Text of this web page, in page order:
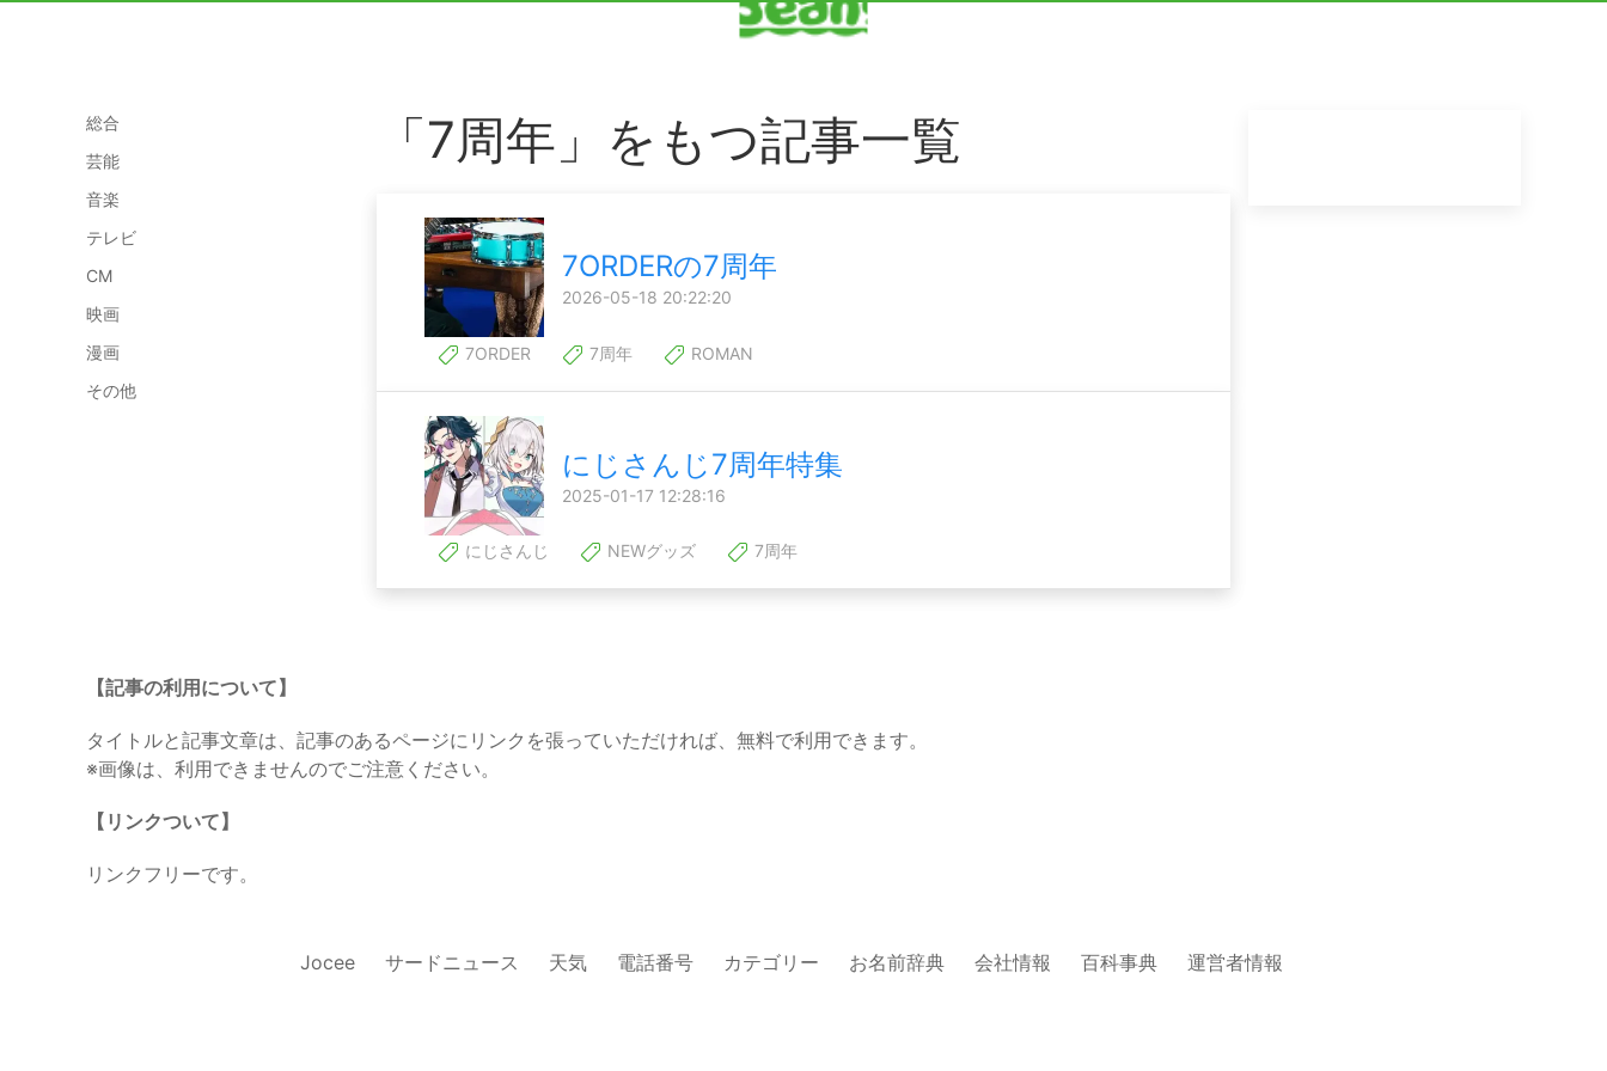
総合
芸能
音楽
テレビ
CM
映画
漫画
その他
「7周年」をもつ記事一覧
7ORDERの7周年
2026-05-18 20:22:20
7ORDER 7周年 ROMAN
にじさんじ7周年特集
2025-01-17 12:28:16
にじさんじ NEWグッズ 7周年
【記事の利用について】
タイトルと記事文章は、記事のあるページにリンクを張っていただければ、無料で利用できます。
※画像は、利用できませんのでご注意ください。
【リンクついて】
リンクフリーです。
Jocee サードニュース 天気 電話番号 カテゴリー お名前辞典 会社情報 百科事典 運営者情報